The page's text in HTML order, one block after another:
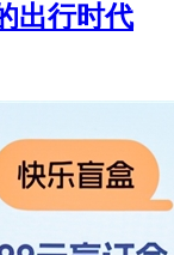
出行时代